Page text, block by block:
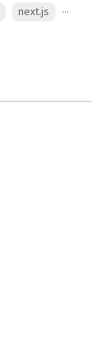
next.js ...